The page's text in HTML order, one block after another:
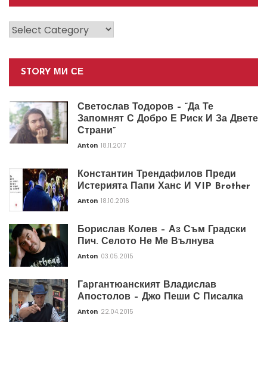
Категории
STORY МИ СЕ
Светослав Тодоров – “Да Те
Запомнят С Добро Е Риск И За Двете
Страни”
Anton 18.11.2017
Константин Трендафилов Преди
Истерията Папи Ханс И VIP Brother
Anton 18.10.2016
Борислав Колев – Аз Съм Градски
Пич. Селото Не Ме Вълнува
Anton 03.05.2015
Гаргантюанският Владислав
Апостолов – Джо Пеши С Писалка
Anton 22.04.2015